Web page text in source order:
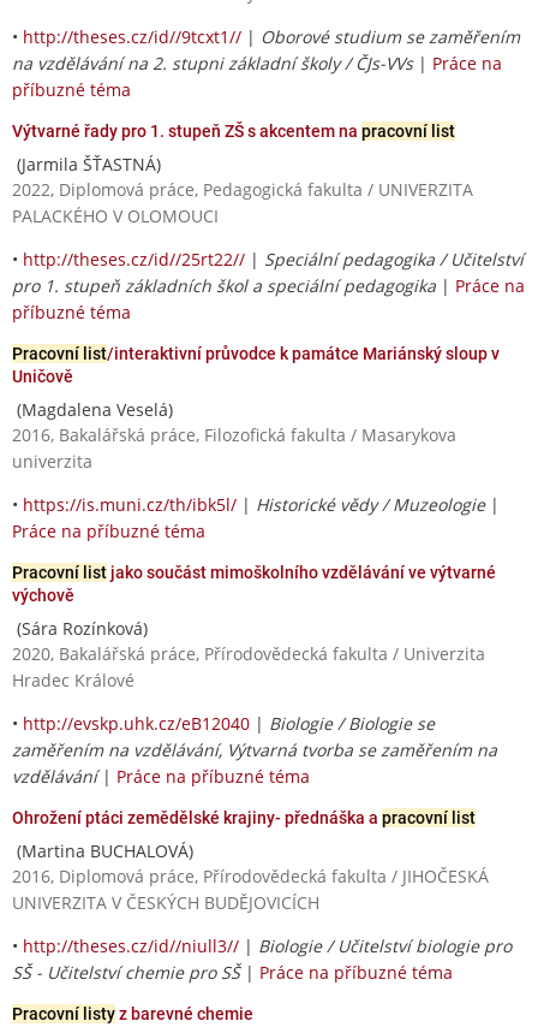
• http://theses.cz/id//9tcxt1// | Oborové studium se zaměřením
na vzdělávání na 2. stupni základní školy / ČJs-VVs| Práce na
příbuzné téma
Výtvarné řady pro 1. stupeň ZŠ s akcentem na pracovní list
(Jarmila ŠŤASTNÁ)
2022, Diplomová práce, Pedagogická fakulta / UNIVERZITA
PALACKÉHO V OLOMOUCI
• http://theses.cz/id//25rt22// | Speciální pedagogika / Učitelství
pro 1. stupeň základních škol a speciální pedagogika | Práce na
příbuzné téma
Pracovní list/interaktivní průvodce k památce Mariánský sloup v
Uničově
(Magdalena Veselá)
2016, Bakalářská práce, Filozofická fakulta / Masarykova
univerzita
• https://is.muni.cz/th/ibk5l/ | Historické vědy / Muzeologie|
Práce na příbuzné téma
Pracovní list jako součást mimoškolního vzdělávání ve výtvarné
výchově
(Sára Rozínková)
2020, Bakalářská práce, Přírodovědecká fakulta / Univerzita
Hradec Králové
• http://evskp.uhk.cz/eB12040 | Biologie / Biologie se
zaměřením na vzdělávání, Výtvarná tvorba se zaměřením na
vzdělávání| Práce na příbuzné téma
Ohrožení ptáci zemědělské krajiny- přednáška a pracovní list
(Martina BUCHALOVÁ)
2016, Diplomová práce, Přírodovědecká fakulta / JIHOČESKÁ
UNIVERZITA V ČESKÝCH BUDĚJOVICÍCH
• http://theses.cz/id//niull3// | Biologie / Učitelství biologie pro
SŠ - Učitelství chemie pro SŠ| Práce na příbuzné téma
Pracovní listyz barevné chemie